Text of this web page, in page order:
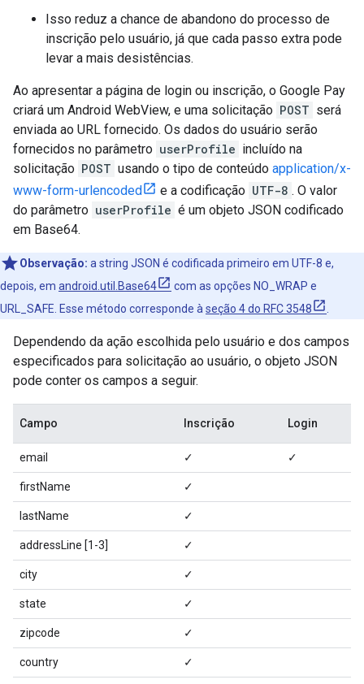
Isso reduz a chance de abandono do processo de
inscrição pelo usuário, já que cada passo extra pode
levar a mais desistências.
Ao apresentar a página de login ou inscrição, o Google Pay
criará um Android WebView, e uma solicitação POST será
enviada ao URL fornecido. Os dados do usuário serão
fornecidos no parâmetro userProfile incluído na
solicitação POST usando o tipo de conteúdo application/x-
www-form-urlencoded
e a codificação UTF-8 . O valor
do parâmetro userProfile é um objeto JSON codificado
em Base64.
Observação: a string JSON é codificada primeiro em UTF-8 e,
depois, em android.util.Base64
com as opções NO_WRAP e
URL_SAFE. Esse método corresponde à seção 4 do RFC 3548
Dependendo da ação escolhida pelo usuário e dos campos
especificados para solicitação ao usuário, o objeto JSON
pode conter os campos a seguir.
Campo Inscrição Login
email ✓ ✓
firstName ✓
lastName ✓
addressLine [1-3] ✓
city ✓
state ✓
zipcode ✓
country ✓